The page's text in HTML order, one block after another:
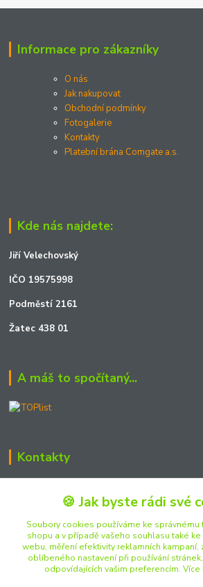
Informace pro zákazníky
O nás
Jak nakupovat
Obchodní podmínky
Fotogalerie
Kontakty
Platební brána Comgate a.s.
Kde nás najdete:
Jiří Velechovský
IČO 19575998
Podměstí 2161
Žatec 438 01
A máš to spočítaný...
Kontakty
+420 722 723 990
(Po-Pá, 15:30-19:30 hod.)
joshmodels@email.cz
🍪 Jak byste rádi své
Soubory cookies používáme ke
shopu a v případě vašeho souhlasu také
webu, měření efektivity reklamních kampaní,
oblíbeného nastavení při používání
odpovídajících vašim preferencím. Více